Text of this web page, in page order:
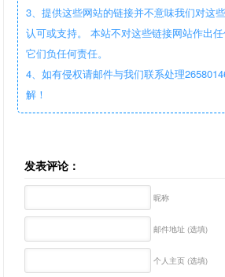
3、提供这些网站的链接并不意味我们对这
认可或支持。 本站不对这些链接网站作出
它们负任何责任。
4、如有侵权请邮件与我们联系处理
解！
发表评论：
昵称
邮件地址 (选填)
个人主页 (选填)